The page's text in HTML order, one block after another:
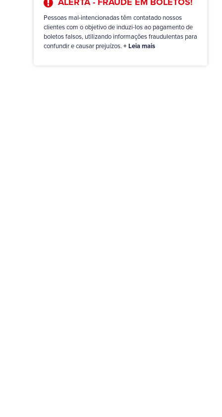
Pessoas mal-intencionadas têm contatado nossos
clientes com o objetivo de induzi-los ao pagamento de
boletos falsos, utilizando informações fraudulentas para
confundir e causar prejuízos. + Leia mais